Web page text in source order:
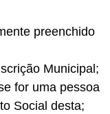
preenchido
Municipal;
for uma pessoa
Social desta;